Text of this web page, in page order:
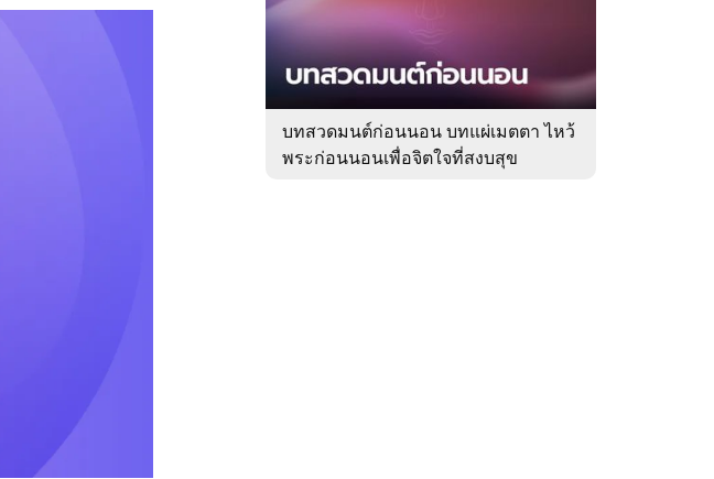
WeTV
Sanook
ดูด
บทสวดมนต์ก่อนนอน บทแผ่เมตตา ไหว้
พระก่อนนอนเพื่อจิตใจที่สงบสุข